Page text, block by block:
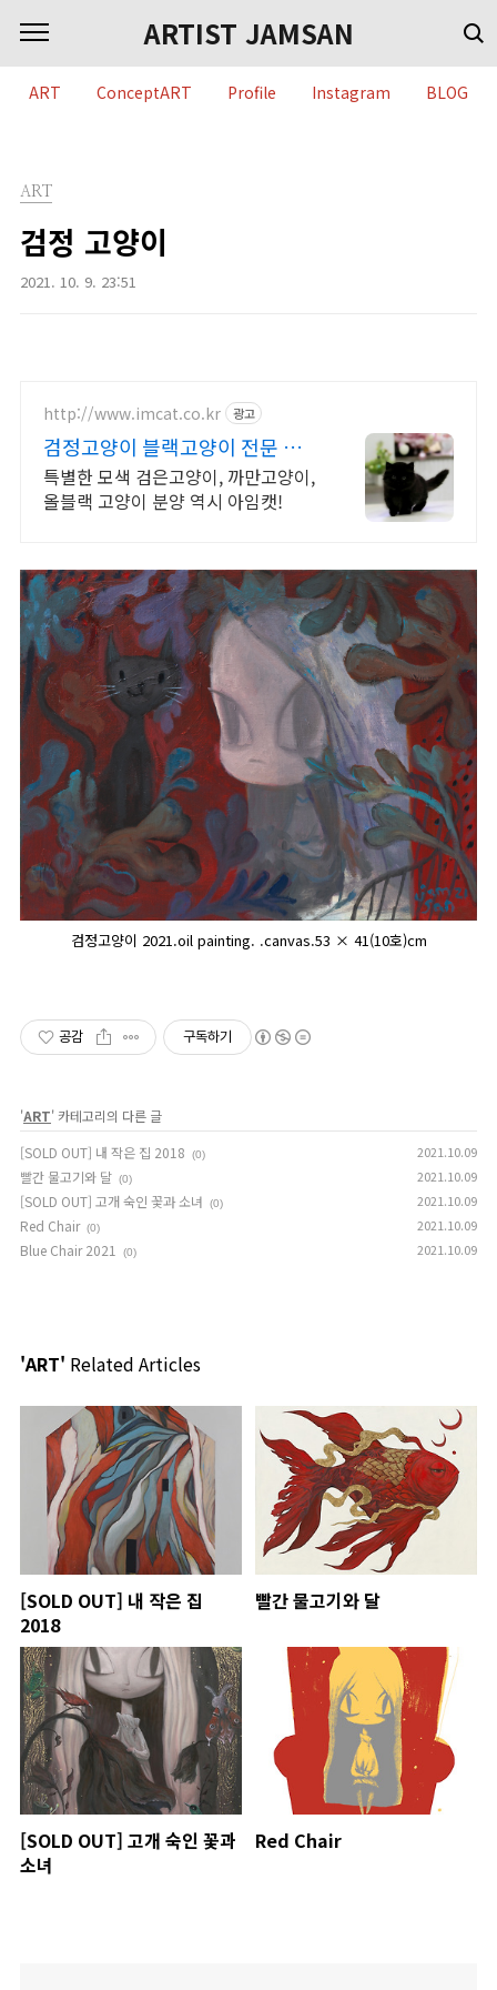
ARTIST JAMSAN
ART ConceptART Profile Instagram BLOG
ART
검정 고양이
2021. 10. 9. 23:51
http://www.imcat.co.kr 광고
검정고양이 블랙고양이 전문 검은
고양이 분양 역시 아임캣
특별한 모색 검은고양이, 까만고양이,
올블랙 고양이 분양 역시 아임캣!
검정고양이 2021.oil painting. .canvas.53 × 41(10호)cm
공감 구독하기
'ART' 카테고리의 다른 글
[SOLD OUT] 내 작은 집 2018
(0) 2021.10.09
빨간 물고기와 달 (0) 2021.10.09
[SOLD OUT] 고개 숙인 꽃과 소녀 (0) 2021.10.09
Red Chair (0) 2021.10.09
Blue Chair 2021 (0) 2021.10.09
'ART' Related Articles
[SOLD OUT] 내 작은 집
2018
빨간 물고기와 달
[SOLD OUT] 고개 숙인 꽃과
소녀
Red Chair